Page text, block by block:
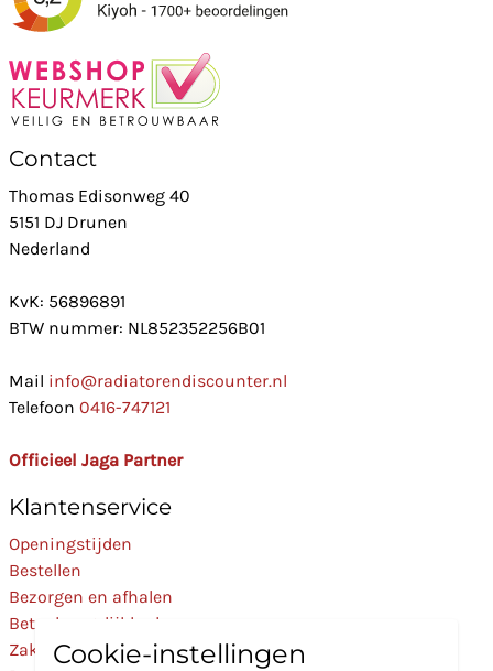
Contact
Thomas Edisonweg 40
5151 DJ Drunen
Nederland
KvK: 56896891
BTW nummer: NL852352256B01
Mail info@radiatorendiscounter.nl
Telefoon 0416-747121
Officieel Jaga Partner
Klantenservice
Openingstijden
Bestellen
Bezorgen en afhalen
Betaalmogelijkheden
ZakelijkCookie-instellingen